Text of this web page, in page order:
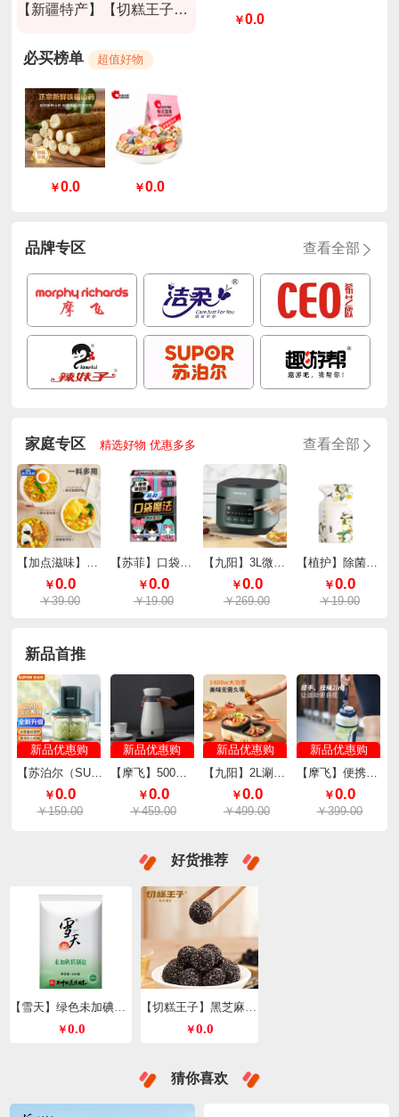
【新疆特产】【切糕王子】A180紫衣腰果淡盐味250g*2盒
￥0.0
必买榜单 超值好物
￥0.0 ￥0.0
品牌专区 查看全部
家庭专区 精选好物 优惠多多 查看全部
【加点滋味】泰式厚椰咖喱65g*2袋
￥0.0
￥39.00
【苏菲】口袋魔法零味感超薄棉柔日用240mm*10片/包
￥0.0
￥19.00
【九阳】3L微压快煮电饭煲F30FZ-F636
￥0.0
￥269.00
【植护】除菌除螨香氛洗衣液（樱花香型）
￥0.0
￥19.00
新品首推
新品优惠购
￥0.0
￥159.00
新品优惠购
【摩飞】500ml便携电水壶MR6080
￥0.0
￥459.00
新品优惠购
￥0.0
￥499.00
新品优惠购
￥0.0
￥399.00
好货推荐
￥0.0 ￥0.0
猜你喜欢